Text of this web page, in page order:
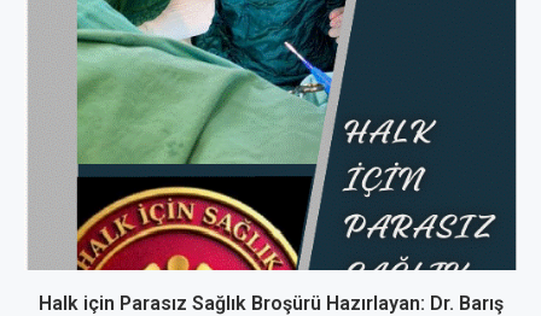
Halk için Parasız Sağlık Broşürü Hazırlayan: Dr. Barış